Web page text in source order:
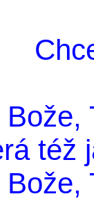
Bože,
též
Bože,